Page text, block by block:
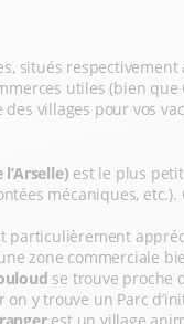
situés
utiles (bien
des villages pour vos
est le plus
mécaniques,
particulièrement
zone commerciale
se trouve proche
on y trouve un Parc